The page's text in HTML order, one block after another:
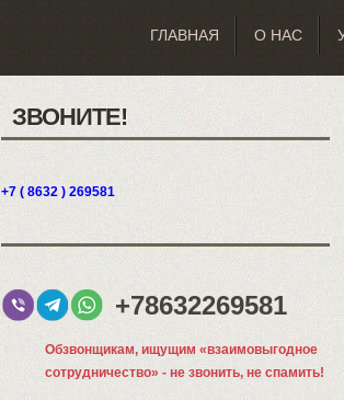
ГЛАВНАЯ О НАС
ЗВОНИТЕ!
+7 ( 8632 ) 269581
+78632269581
Обзвонщикам, ищущим «взаимовыгодное
сотрудничество» - не звонить, не спамить!